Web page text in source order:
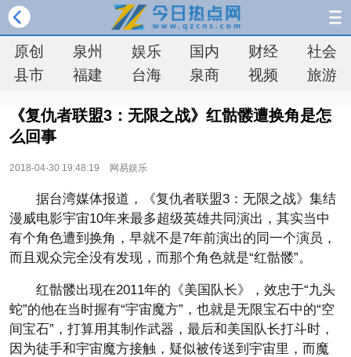
原创 泉州 娱乐 国内 财经
社会
县市
福建 台海 泉商 视频 旅游
《复仇者联盟3：无限之战》红骷髅遭换角是怎
么回事
2018-04-30 19:48:19 网易娱乐
据台湾媒体报道，《复仇者联盟3：无限之战》集结
漫威电影宇宙10年来最多超级英雄共同演出，其实当中
有个角色遭到换角，早就不是7年前演出的同一个演员，
而且观众完全没有发现，而那个角色就是“红骷髅”。
红骷髅出现在2011年的《美国队长》，效忠于“九头
蛇”的他在当时握有“宇宙魔方”，也就是无限宝石中的“空
间宝石”，打算用其制作武器，最后和美国队长打斗时，
因为徒手和宇宙魔方接触，疑似被传送到宇宙里，而魔